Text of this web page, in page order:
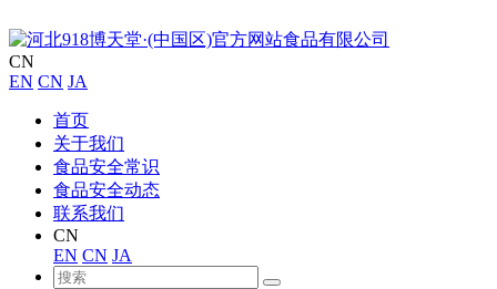
CN
EN CN JA
首页
关于我们
食品安全常识
食品安全动态
联系我们
CN
EN CN JA